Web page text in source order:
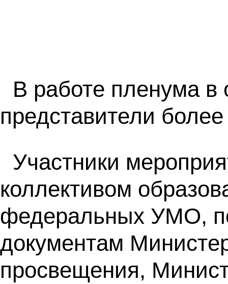
В работе пленума
представители
Участники
коллективом
федеральных УМО,
документам
просвещения,